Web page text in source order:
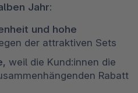
Jahr:
und hohe
der attraktiven Sets
weil die Kund:innen die
Rabatt